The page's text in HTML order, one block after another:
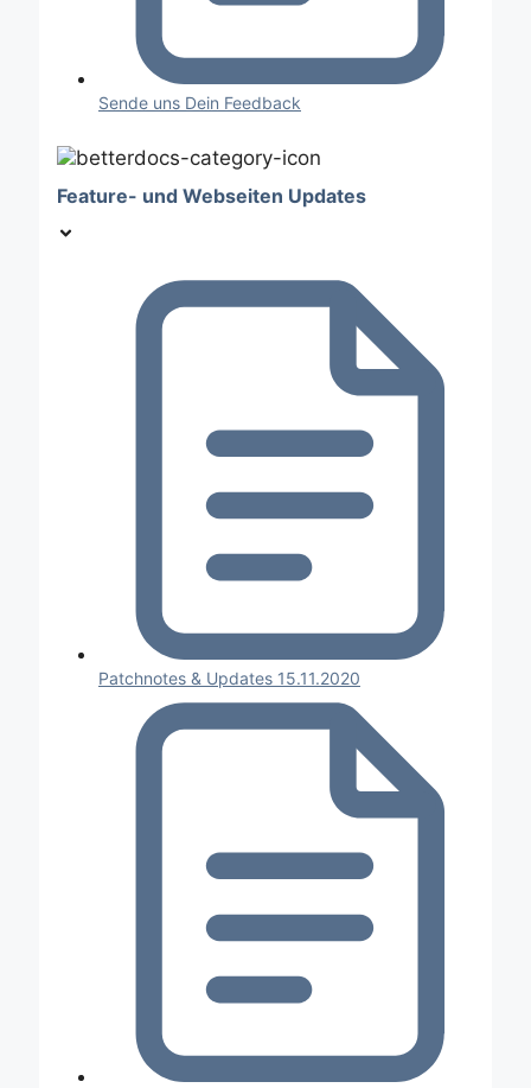
Sende uns Dein Feedback
Feature- und Webseiten Updates
Patchnotes & Updates 15.11.2020